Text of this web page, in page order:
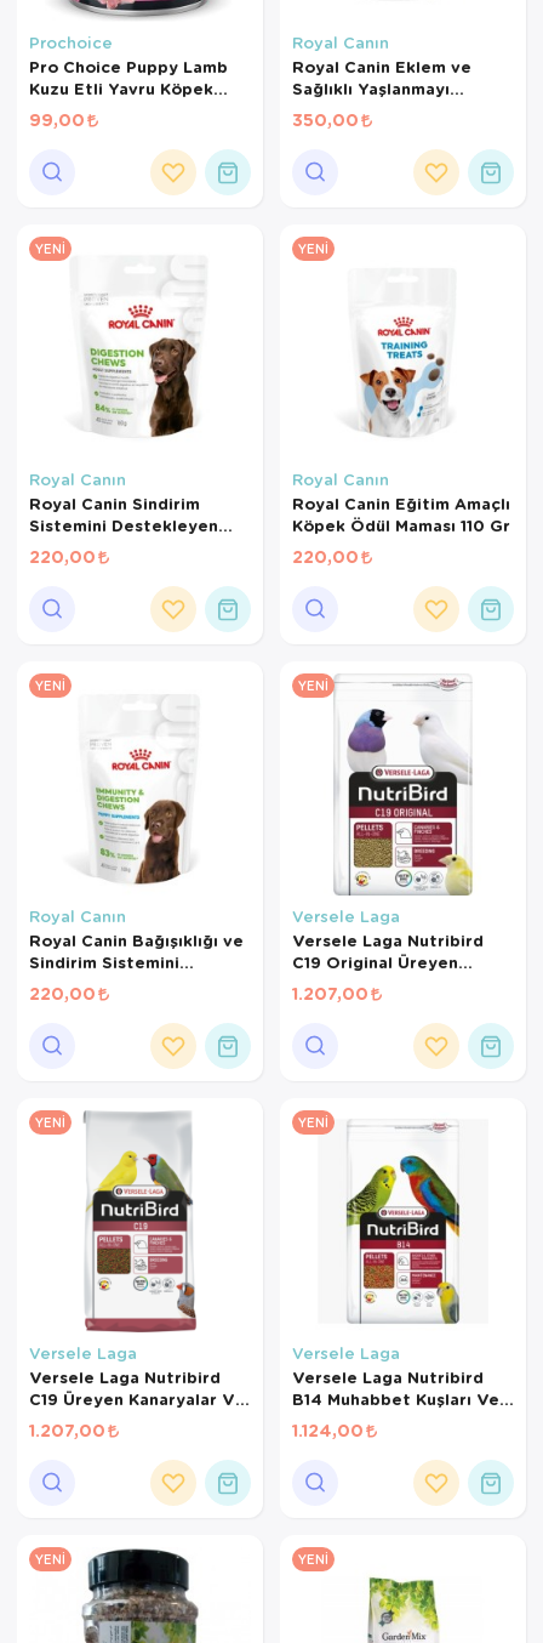
Prochoice
Pro Choice Puppy Lamb
Kuzu Etli Yavru Köpek
Konservesi 400 Gr
99,00
Royal Canın
Royal Canin Eklem ve
Sağlıklı Yaşlanmayı
Destekleyen Tamamlayıcı
Yetişkin Köpek Ödül
350,00
YENI
Royal Canın
Royal Canin Sindirim
Sistemini Destekleyen
Tamamlayıcı Yetişkin
Köpek Ödül Maması 160
220,00
YENI
Royal Canın
Royal Canin Eğitim Amaçlı
Köpek Ödül Maması 110 Gr
220,00
YENI
Royal Canın
Royal Canin Bağışıklığı ve
Sindirim Sistemini
Destekleyen Tamamlayıcı
Yavru Köpek Ödül Maması
220,00
YENI
Versele Laga
Versele Laga Nutribird
C19 Original Üreyen
Kanaryalar Ve Finçler İçin
1.207,00
YENI
Versele Laga
Versele Laga Nutribird
C19 Üreyen Kanaryalar Ve
Finçler İçin Meyveli Pelet
Yem 3 Kg
1.207,00
YENI
Versele Laga
Versele Laga Nutribird
B14 Muhabbet Kuşları Ve
Mini Paraketler İçin
1.124,00
YENI YENI